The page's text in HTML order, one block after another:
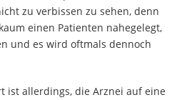
zu verbissen zu sehen, denn
einen Patienten nahegelegt,
und es wird oftmals dennoch
ist allerdings, die Arznei auf eine